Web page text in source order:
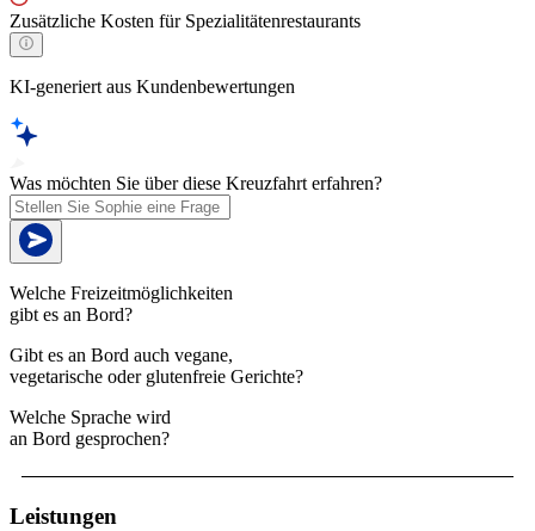
Zusätzliche Kosten für Spezialitätenrestaurants
KI-generiert aus Kundenbewertungen
Was möchten Sie über diese Kreuzfahrt erfahren?
Welche Freizeitmöglichkeiten
gibt es an Bord?
Gibt es an Bord auch vegane,
vegetarische oder glutenfreie Gerichte?
Welche Sprache wird
an Bord gesprochen?
Leistungen